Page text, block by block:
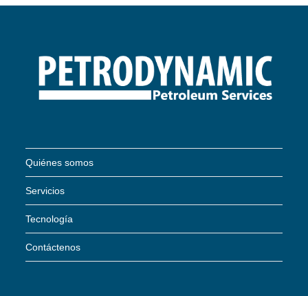
Quiénes somos
Servicios
Tecnología
Contáctenos